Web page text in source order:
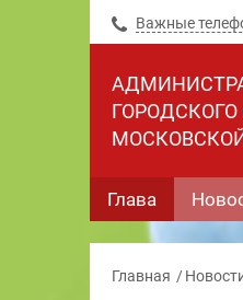
Важные
ГОРОДСКОГО
Глава
Главная